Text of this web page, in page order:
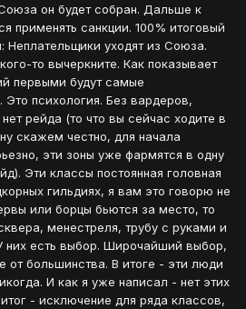
он будет собран. Дальше к
применять санкции. 100% итоговый
Неплательщики уходят из Союза.
то вычеркните. Как показывает
первыми будут самые
психология. Без вардеров,
рейда (то что вы сейчас ходите в
скажем честно, для начала
эти зоны уже фармятся в одну
Эти классы постоянная головная
гильдиях, я вам это говорю не
или борцы бьются за место, то
менестреля, трубу с руками и
них есть выбор. Широчайший выбор,
от большинства. В итоге - эти люди
И как я уже написал - нет этих
- исключение для ряда классов,